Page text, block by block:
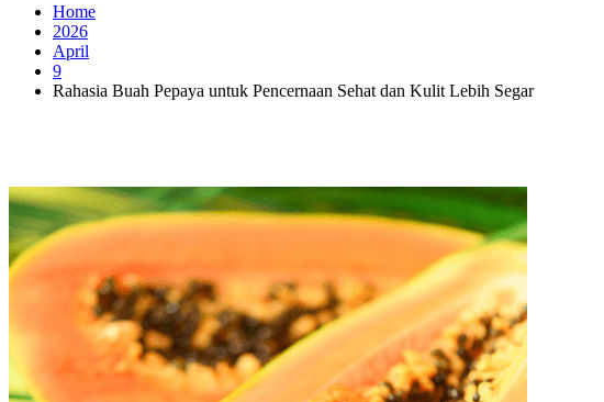
Home
2026
April
9
Rahasia Buah Pepaya untuk Pencernaan Sehat dan Kulit Lebih Segar